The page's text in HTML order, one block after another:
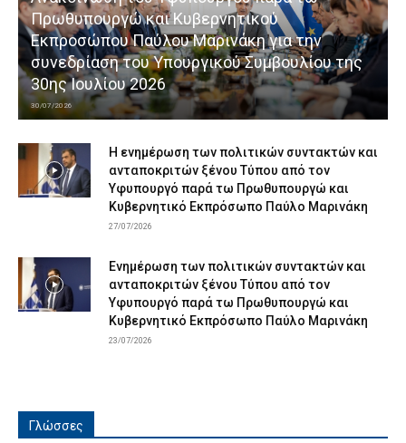
Πρωθυπουργώ και Κυβερνητικού
Εκπροσώπου Παύλου Μαρινάκη για την
συνεδρίαση του Υπουργικού Συμβουλίου της
30ης Ιουλίου 2026
30/07/2026
Η ενημέρωση των πολιτικών συντακτών και
ανταποκριτών ξένου Τύπου από τον
Υφυπουργό παρά τω Πρωθυπουργώ και
Κυβερνητικό Εκπρόσωπο Παύλο Μαρινάκη
27/07/2026
Ενημέρωση των πολιτικών συντακτών και
ανταποκριτών ξένου Τύπου από τον
Υφυπουργό παρά τω Πρωθυπουργώ και
Κυβερνητικό Εκπρόσωπο Παύλο Μαρινάκη
23/07/2026
Γλώσσες